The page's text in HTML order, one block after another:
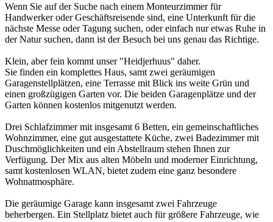
Wenn Sie auf der Suche nach einem Monteurzimmer für
Handwerker oder Geschäftsreisende sind, eine Unterkunft für die
nächste Messe oder Tagung suchen, oder einfach nur etwas Ruhe in
der Natur suchen, dann ist der Besuch bei uns genau das Richtige.
Klein, aber fein kommt unser "Heidjerhuus" daher.
Sie finden ein komplettes Haus, samt zwei geräumigen
Garagenstellplätzen, eine Terrasse mit Blick ins weite Grün und
einen großzügigen Garten vor. Die beiden Garagenplätze und der
Garten können kostenlos mitgenutzt werden.
Drei Schlafzimmer mit insgesamt 6 Betten, ein gemeinschaftliches
Wohnzimmer, eine gut ausgestattete Küche, zwei Badezimmer mit
Duschmöglichkeiten und ein Abstellraum stehen Ihnen zur
Verfügung. Der Mix aus alten Möbeln und moderner Einrichtung,
samt kostenlosen WLAN, bietet zudem eine ganz besondere
Wohnatmosphäre.
Die geräumige Garage kann insgesamt zwei Fahrzeuge
beherbergen. Ein Stellplatz bietet auch für größere Fahrzeuge, wie